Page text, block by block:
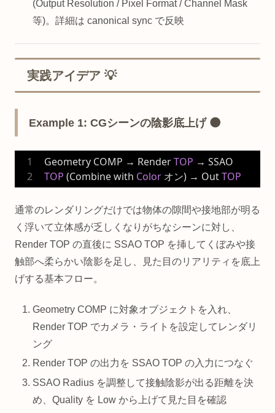
(Output Resolution / Pixel Format / Channel Mask
等)。詳細は canonical sync で反映
実践アイデア 💡
Example 1: CGシーンの陰影底上げ 🌑
Geometry COMP → Render TOP
TOP (Combine with Color オン) → Out TOP
通常のレンダリングだけでは物体の隙間や接地部が明る
く浮いて立体感が乏しくなりがちなシーンに対し、
Render TOP の直後に SSAO TOP を挿してくぼみや接
触部へ柔らかい陰影を足し、見た目のリアリティを底上
げする基本フロー。
Geometry COMP に対象オブジェクトを入れ、
Render TOP でカメラ・ライトを設定してレンダリ
ング
Render TOP の出力を SSAO TOP の入力につなぐ
SSAO Radius を調整して接触陰影が出る距離を決
め、Quality を Low から上げて見た目を確認